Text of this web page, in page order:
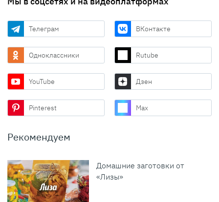
Телеграм ВКонтакте
Одноклассники Rutube
YouTube Дзен
Pinterest Max
Рекомендуем
Домашние заготовки от
«Лизы»